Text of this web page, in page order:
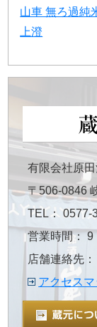
山車 無ろ過純
上澄
有限会社原
〒506-0846
TEL：
営業時間：
店舗連絡先
アクセス